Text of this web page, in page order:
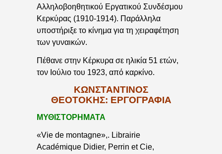
Αλληλοβοηθητικού Εργατικού Συνδέσμου
Κερκύρας (1910-1914). Παράλληλα
υποστήριξε το κίνημα για τη χειραφέτηση
των γυναικών.
Πέθανε στην Κέρκυρα σε ηλικία 51 ετών,
τον Ιούλιο του 1923, από καρκίνο.
ΚΩΝΣΤΑΝΤΙΝΟΣ
ΘΕΟΤΟΚΗΣ: ΕΡΓΟΓΡΑΦΙΑ
ΜΥΘΙΣΤΟΡΗΜΑΤΑ
«Vie de montagne»,. Librairie
Académique Didier, Perrin et Cie,